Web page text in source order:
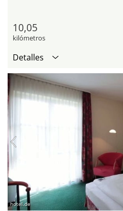
10,05
kilómetros
Detalles
hotel.de